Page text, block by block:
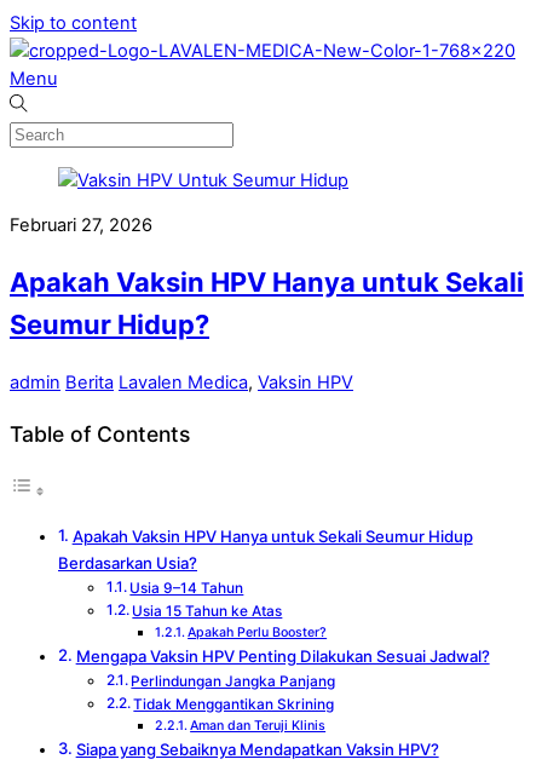
Skip to content
Menu
Februari 27, 2026
Apakah Vaksin HPV Hanya untuk Sekali
Seumur Hidup?
admin Berita Lavalen Medica, Vaksin HPV
Table of Contents
Apakah Vaksin HPV Hanya untuk Sekali Seumur Hidup
Berdasarkan Usia?
Usia 9–14 Tahun
Usia 15 Tahun ke Atas
Apakah Perlu Booster?
Mengapa Vaksin HPV Penting Dilakukan Sesuai Jadwal?
Perlindungan Jangka Panjang
Tidak Menggantikan Skrining
Aman dan Teruji Klinis
Siapa yang Sebaiknya Mendapatkan Vaksin HPV?